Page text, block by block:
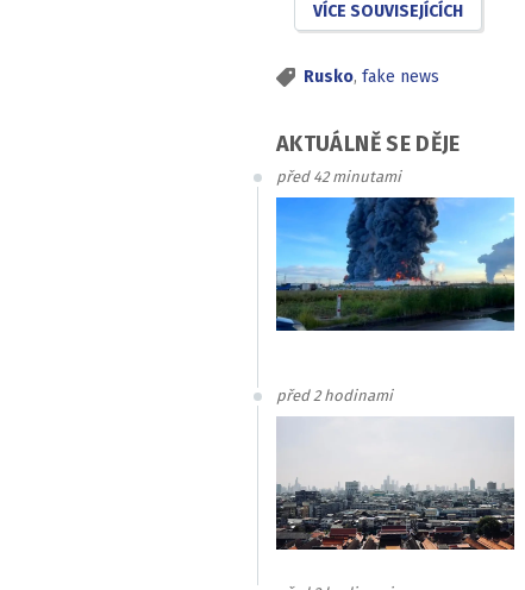
VÍCE SOUVISEJÍCÍCH
Rusko, fake news
AKTUÁLNĚ SE DĚJE
před 42 minutami
před 2 hodinami